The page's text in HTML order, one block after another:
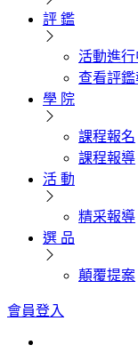
評 鑑
活動進行
查看評鑑
學 院
課程報名
課程報導
活 動
精采報導
選 品
顛覆提案
會員登入